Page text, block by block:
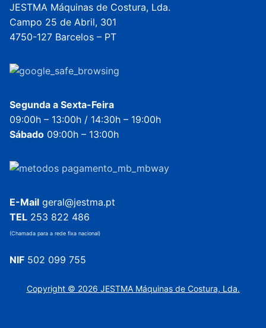
JESTMA Máquinas de Costura, Lda.
Campo 25 de Abril, 301
4750-127 Barcelos – PT
Segunda a Sexta-Feira
09:00h – 13:00h / 14:30h – 19:00h
Sábado 09:00h – 13:00h
E-Mail geral@jestma.pt
TEL 253 822 486
(Chamada para a rede fixa nacional)
NIF 502 099 755
Copyright © 2026 JESTMA Máquinas de Costura, Lda.